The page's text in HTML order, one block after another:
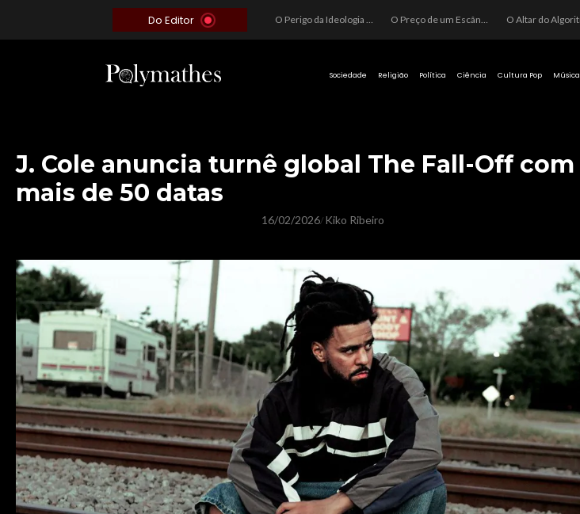
Do Editor O Perigo da Ideologia Desenfreada na Justiça: Quando a Pauta Política Substitui a Pena Criminal O Preço de um Escândalo: A Discrepância Entre o “Filme de Bolsonaro” e a Realidade do Cinema Mundial
Sociedade Religião Política Ciência Cultura Pop Música
J. Cole anuncia turnê global The Fall-Off com
mais de 50 datas
16/02/2026/ Kiko Ribeiro